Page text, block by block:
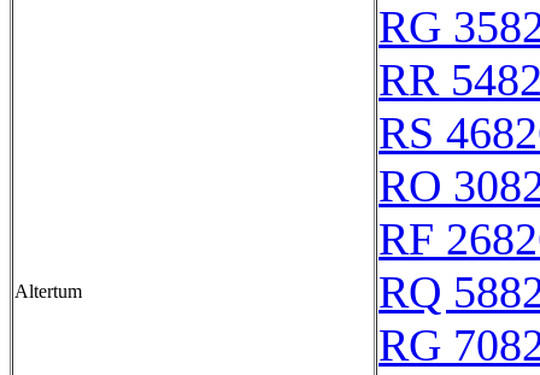
Altertum
RG
RR
RS
RO
RF
RQ
RG